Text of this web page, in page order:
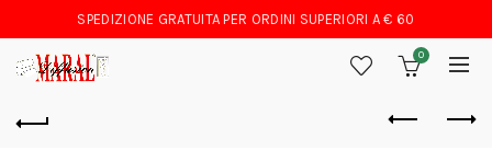
SPEDIZIONE GRATUITA PER ORDINI SUPERIORI A € 60
0